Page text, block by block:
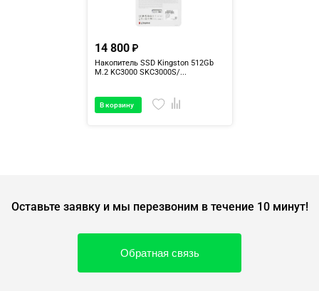
14 800
Накопитель SSD Kingston 512Gb
M.2 KC3000 SKC3000S/...
В корзину
Оставьте заявку и мы перезвоним в течение 10 минут!
Обратная связь